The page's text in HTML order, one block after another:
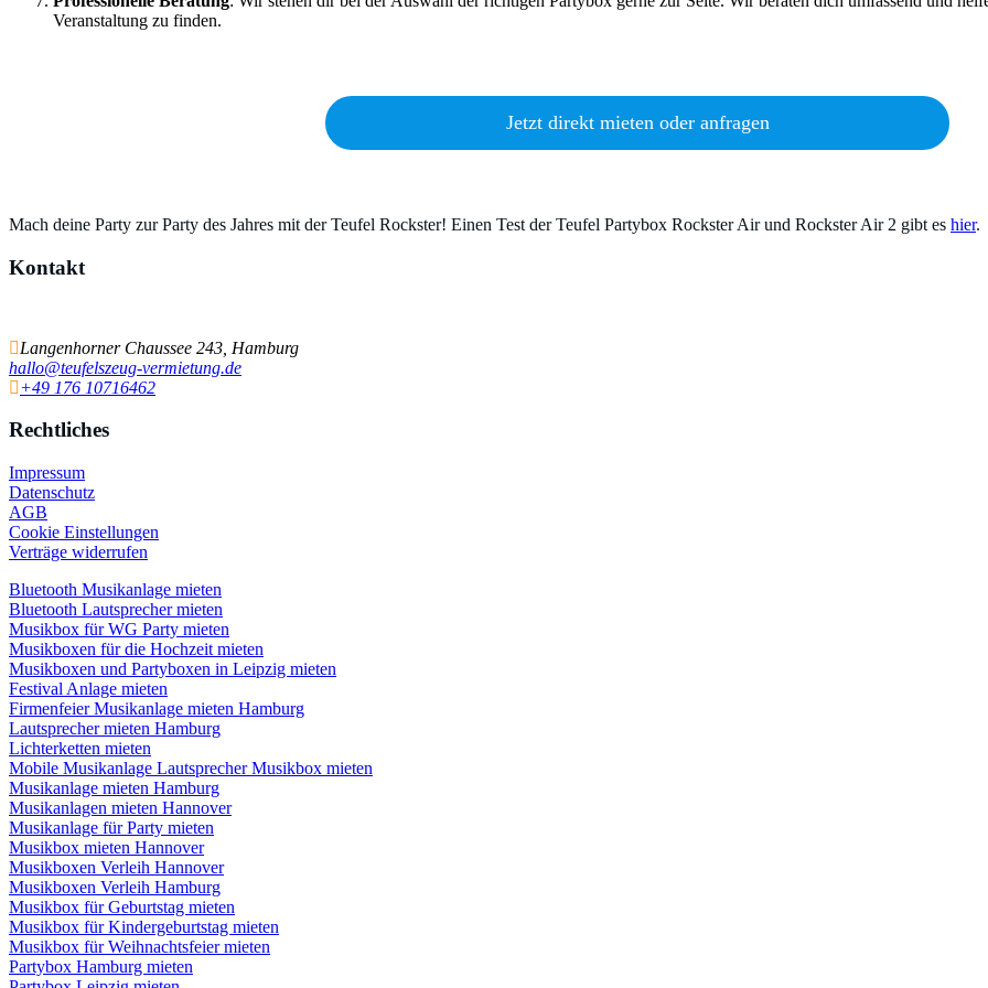
Veranstaltung zu finden.
Jetzt direkt mieten oder anfragen
Mach deine Party zur Party des Jahres mit der Teufel Rockster! Einen Test der Teufel Partybox Rockster Air und Rockster Air 2 gibt es hier.
Kontakt
Langenhorner Chaussee 243, Hamburg
hallo@teufelszeug-vermietung.de
+49 176 10716462
Rechtliches
Impressum
Datenschutz
AGB
Cookie Einstellungen
Verträge widerrufen
Bluetooth Musikanlage mieten
Bluetooth Lautsprecher mieten
Musikbox für WG Party mieten
Musikboxen für die Hochzeit mieten
Musikboxen und Partyboxen in Leipzig mieten
Festival Anlage mieten
Firmenfeier Musikanlage mieten Hamburg
Lautsprecher mieten Hamburg
Lichterketten mieten
Mobile Musikanlage Lautsprecher Musikbox mieten
Musikanlage mieten Hamburg
Musikanlagen mieten Hannover
Musikanlage für Party mieten
Musikbox mieten Hannover
Musikboxen Verleih Hannover
Musikboxen Verleih Hamburg
Musikbox für Geburtstag mieten
Musikbox für Kindergeburtstag mieten
Musikbox für Weihnachtsfeier mieten
Partybox Hamburg mieten